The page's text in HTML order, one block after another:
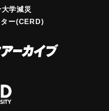
学減災
ー(CERD)